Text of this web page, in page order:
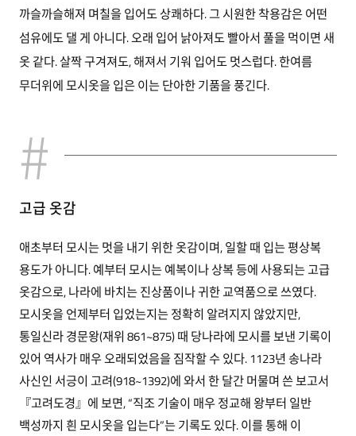
까슬까슬해져 며칠을 입어도 상쾌하다. 그 시원한 착용감은 어떤
섬유에도 댈 게 아니다. 오래 입어 낡아져도 빨아서 풀을 먹이면 새
옷 같다. 살짝 구겨져도, 해져서 기워 입어도 멋스럽다. 한여름
무더위에 모시옷을 입은 이는 단아한 기품을 풍긴다.
고급 옷감
애초부터 모시는 멋을 내기 위한 옷감이며, 일할 때 입는 평상복
용도가 아니다. 예부터 모시는 예복이나 상복 등에 사용되는 고급
옷감으로, 나라에 바치는 진상품이나 귀한 교역품으로 쓰였다.
모시옷을 언제부터 입었는지는 정확히 알려지지 않았지만,
통일신라 경문왕(재위 861~875) 때 당나라에 모시를 보낸 기록이
있어 역사가 매우 오래되었음을 짐작할 수 있다. 1123년 송나라
사신인 서긍이 고려(918~1392)에 와서 한 달간 머물며 쓴 보고서
『고려도경』에 보면, “직조 기술이 매우 정교해 왕부터 일반
백성까지 흰 모시옷을 입는다”는 기록도 있다. 이를 통해 이